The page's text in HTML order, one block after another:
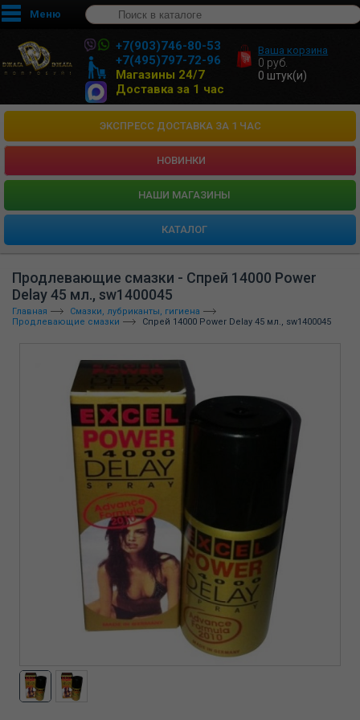
Меню
+7(903)746-80-53
+7(495)797-72-96
Магазины 24/7
Доставка за 1 час
Ваша корзина
0 руб.
0 штук(и)
ЭКСПРЕСС ДОСТАВКА ЗА 1 ЧАС
НОВИНКИ
HАШИ МАГАЗИНЫ
КАТАЛОГ
Продлевающие смазки - Спрей 14000 Power
Delay 45 мл., sw1400045
Главная
Смазки, лубриканты, гигиена
Продлевающие смазки
Спрей 14000 Power Delay 45 мл., sw1400045